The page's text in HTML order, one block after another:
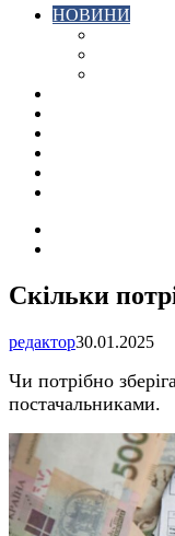
НОВИНИ
Скільки
редактор30.01.2025
Чи потрібно
постачальниками.